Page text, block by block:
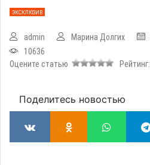
ЭКСКЛЮЗИВ
admin Марина Долгих
10636
Оцените статью
Рейтинг:
Поделитесь новостью